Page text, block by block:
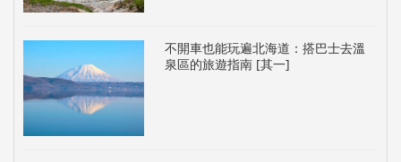
不開車也能玩遍北海道：搭巴士去溫
泉區的旅遊指南 [其一]